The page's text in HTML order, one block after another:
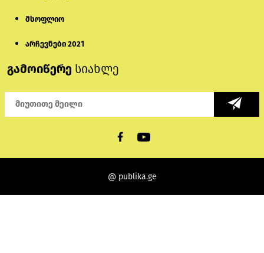
მსოფლიო
არჩევნები 2021
გამოიწერე სიახლე
@ publika.ge